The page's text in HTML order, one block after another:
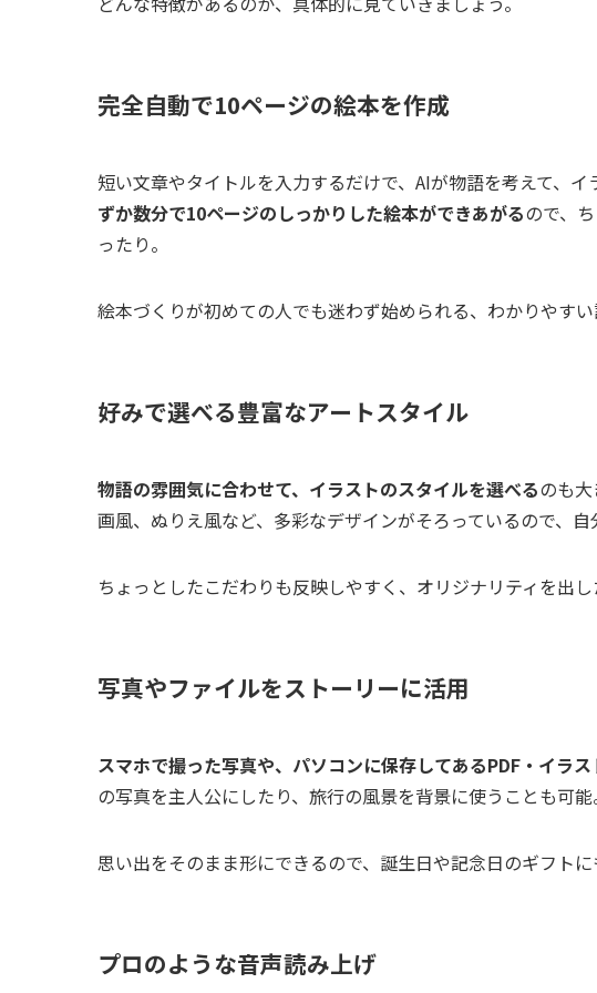
完全自動で10ページの絵本を作成
短い文章やタイトルを入力するだけで、AIが物語を考えて、イ
ずか数分で10ページのしっかりした絵本ができあがるので、
ったり。
絵本づくりが初めての人でも迷わず始められる、わかりやすい
好みで選べる豊富なアートスタイル
物語の雰囲気に合わせて、イラストのスタイルを選べるのも
画風、ぬりえ風など、多彩なデザインがそろっているので、自
ちょっとしたこだわりも反映しやすく、オリジナリティを出し
写真やファイルをストーリーに活用
スマホで撮った写真や、パソコンに保存してあるPDF・イラ
の写真を主人公にしたり、旅行の風景を背景に使うことも可能
思い出をそのまま形にできるので、誕生日や記念日のギフトに
プロのような音声読み上げ